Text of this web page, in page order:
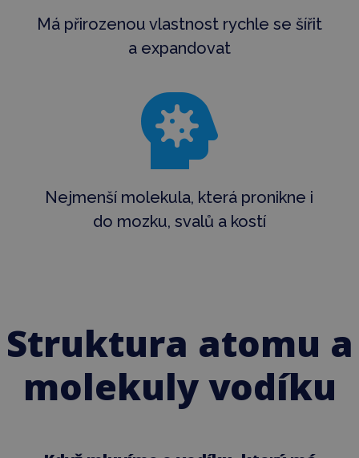
Má přirozenou vlastnost rychle se šířit
a expandovat

Nejmenší molekula, která pronikne i
do mozku, svalů a kostí
Struktura atomu a
molekuly vodíku